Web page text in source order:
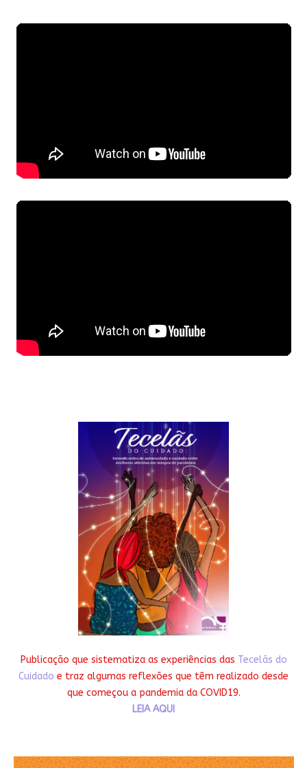
Publicação que sistematiza as experiências das Tecelãs do
Cuidado e traz algumas reflexões que têm realizado desde
que começou a pandemia da COVID19.
LEIA AQUI